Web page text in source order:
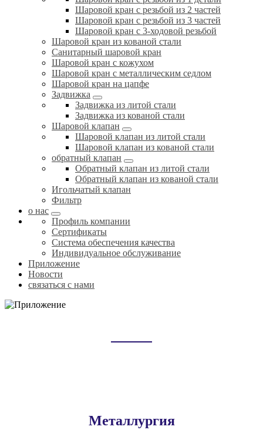
Шаровой кран с резьбой из 2 частей
Шаровой кран с резьбой из 3 частей
Шаровой кран с 3-ходовой резьбой
Шаровой кран из кованой стали
Санитарный шаровой кран
Шаровой кран с кожухом
Шаровой кран с металлическим седлом
Шаровой кран на цапфе
Задвижка
Задвижка из литой стали
Задвижка из кованой стали
Шаровой клапан
Шаровой клапан из литой стали
Шаровой клапан из кованой стали
обратный клапан
Обратный клапан из литой стали
Обратный клапан из кованой стали
Игольчатый клапан
Фильтр
о нас
Профиль компании
Сертификаты
Система обеспечения качества
Индивидуальное обслуживание
Приложение
Новости
связаться с нами
Металлургия